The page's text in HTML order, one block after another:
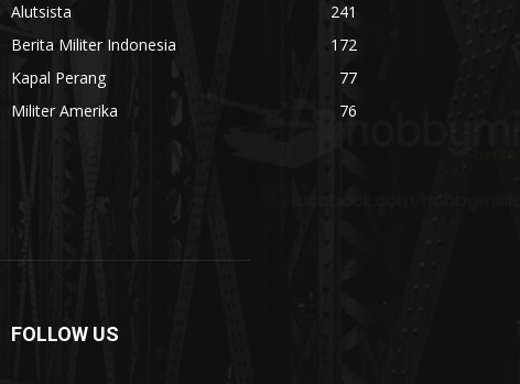
Alutsista
241
Berita Militer Indonesia
172
Kapal Perang
77
Militer Amerika
76
FOLLOW US